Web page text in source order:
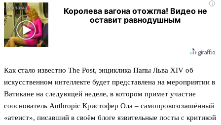
i
Королева вагона отожгла! Видео не
оставит равнодушным
Как стало известно The Post, энциклика Папы Льва XIV об
искусственном интеллекте будет представлена на мероприятии в
Ватикане на следующей неделе, в котором примет участие
сооснователь Anthropic Кристофер Ола – самопровозглашённый
«атеист», писавший в своём блоге язвительные посты с критикой